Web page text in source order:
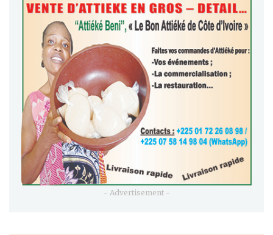
- Advertisement -